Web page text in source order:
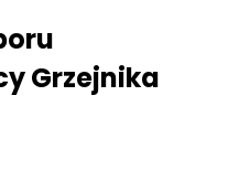
Grzejnika